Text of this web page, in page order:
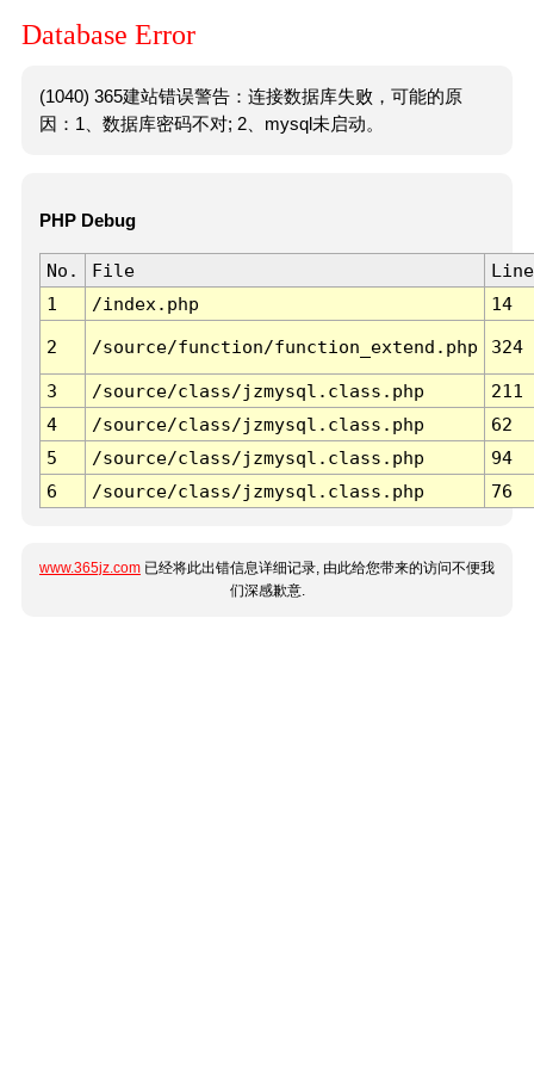
Database Error
(1040) 365建站错误警告：连接数据库失败，可能的原
因：1、数据库密码不对; 2、mysql未启动。
PHP Debug
No. File
Line
1
/index.php 14
2 /source/function/function_extend.php 324
3 /source/class/jzmysql.class.php
211
4
/source/class/jzmysql.class.php
62
5
/source/class/jzmysql.class.php
94
6
/source/class/jzmysql.class.php 76
www.365jz.com 已经将此出错信息详细记录, 由此给您带来的访问不便我
们深感歉意.